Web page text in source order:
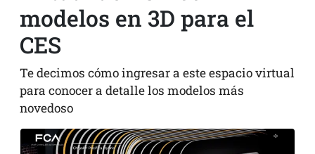
modelos en 3D para el
CES
Te decimos cómo ingresar a este espacio virtual
para conocer a detalle los modelos más
novedoso